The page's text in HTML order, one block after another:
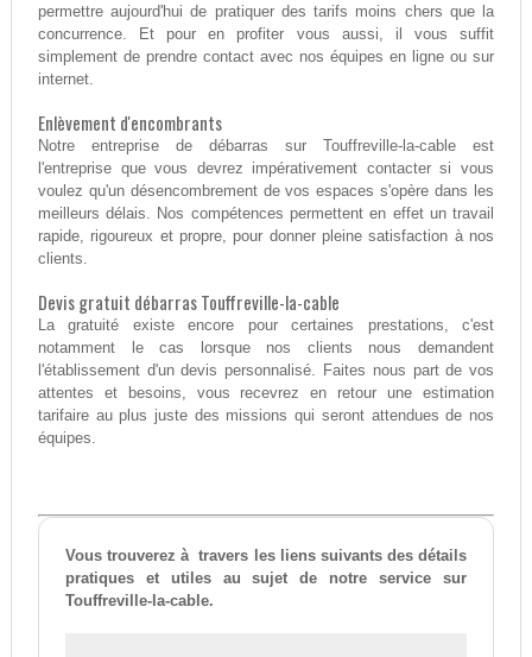
permettre aujourd'hui de pratiquer des tarifs moins chers que la
concurrence. Et pour en profiter vous aussi, il vous suffit
simplement de prendre contact avec nos équipes en ligne ou sur
internet.
Enlèvement d'encombrants
Notre entreprise de débarras sur Touffreville-la-cable est
l'entreprise que vous devrez impérativement contacter si vous
voulez qu'un désencombrement de vos espaces s'opère dans les
meilleurs délais. Nos compétences permettent en effet un travail
rapide, rigoureux et propre, pour donner pleine satisfaction à nos
clients.
Devis gratuit débarras Touffreville-la-cable
La gratuité existe encore pour certaines prestations, c'est
notamment le cas lorsque nos clients nous demandent
l'établissement d'un devis personnalisé. Faites nous part de vos
attentes et besoins, vous recevrez en retour une estimation
tarifaire au plus juste des missions qui seront attendues de nos
équipes.
Vous trouverez à travers les liens suivants des détails
pratiques et utiles au sujet de notre service sur
Touffreville-la-cable.